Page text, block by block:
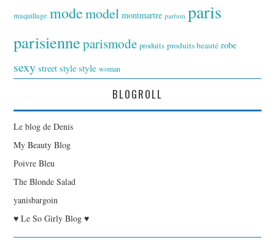
maquillage modemodel montmartre parfum paris
parisienneparismode produits produits beauté robe
sexy street style style woman
BLOGROLL
Le blog de Denis
My Beauty Blog
Poivre Bleu
The Blonde Salad
yanisbargoin
♥ Le So Girly Blog ♥